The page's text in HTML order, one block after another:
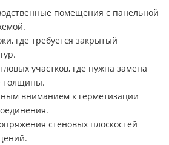
помещения с панельной
где требуется закрытый
участков, где нужна замена
толщины.
вниманием к герметизации
стеновых плоскостей